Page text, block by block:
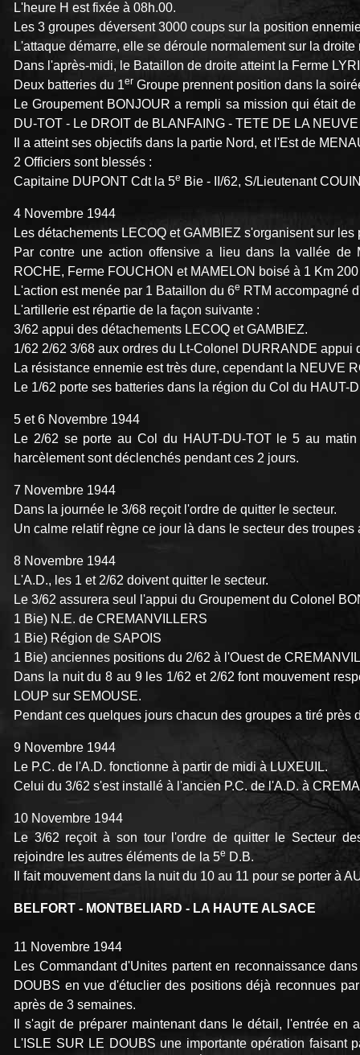
L'heure H est fixée à 08h.00.
Les 3 groupes déversent 3000 coups sur la position
L'attaque démarre, elle se déroule normalement sur la
Dans l'après-midi, le Bataillon de droite atteint la Ferme
Deux batteries du 1er Groupe prennent position dans la
Le Groupement BONJOUR a rempli sa mission qui était
DU-TOT - Le DROIT de BLANFAING - TETE DE LA
Il a atteint ses objectifs dans la partie Nord, et l'Est de
2 Officiers sont blessés :
Capitaine DUPONT Cdt la 5e Bie - II/62, S/Lieutenant
4 Novembre 1944
Les détachements LECOQ et GAMBlEZ s'organisent sur
Par contre une action offensive a lieu dans la vallée
ROCHE, Ferme FOUCHON et MAMELON boisé à 1 Km
L'action est menée par 1 Bataillon du 6e RTM accompagné
L'artillerie est répartie de la façon suivante :
3/62 appui des détachements LECOQ et GAMBIEZ.
1/62 2/62 3/68 aux ordres du Lt-Colonel DURRANDE
La résistance ennemie est très dure, cependant la NEUVE
Le 1/62 porte ses batteries dans la région du Col du HAUT-
5 et 6 Novembre 1944
Le 2/62 se porte au Col du HAUT-DU-TOT le 5 au
harcèlement sont déclenchés pendant ces 2 jours.
7 Novembre 1944
Dans la journée le 3/68 reçoit l'ordre de quitter le secteur.
Un calme relatif règne ce jour là dans le secteur des
8 Novembre 1944
L'A.D., les 1 et 2/62 doivent quitter le secteur.
Le 3/62 assurera seul l'appui du Groupement du Colonel
1 Bie) N.E. de CREMANVILLERS
1 Bie) Région de SAPOIS
1 Bie) anciennes positions du 2/62 à l'Ouest de
Dans la nuit du 8 au 9 les 1/62 et 2/62 font mouvement
LOUP sur SEMOUSE.
Pendant ces quelques jours chacun des groupes a tiré près
9 Novembre 1944
Le P.C. de l'A.D. fonctionne à partir de midi à LUXEUIL.
Celui du 3/62 s'est installé à l'ancien P.C. de l'A.D. à
10 Novembre 1944
Le 3/62 reçoit à son tour l'ordre de quitter le Secteur
rejoindre les autres éléments de la 5e D.B.
Il fait mouvement dans la nuit du 10 au 11 pour se porter à
BELFORT - MONTBELIARD - LA HAUTE ALSACE
11 Novembre 1944
Les Commandant d'Unites partent en reconnaissance
DOUBS en vue d'étuclier des positions déjà reconnues
après de 3 semaines.
Il s'agit de préparer maintenant dans le détail, l'entrée
L'ISLE SUR LE DOUBS une importante opération faisant